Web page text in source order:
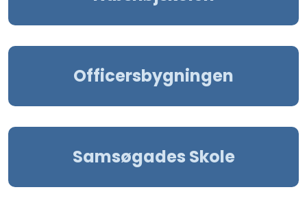
Officersbygningen
Samsøgades Skole